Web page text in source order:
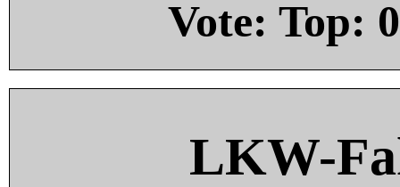
Vote: Top: 0
LKW-